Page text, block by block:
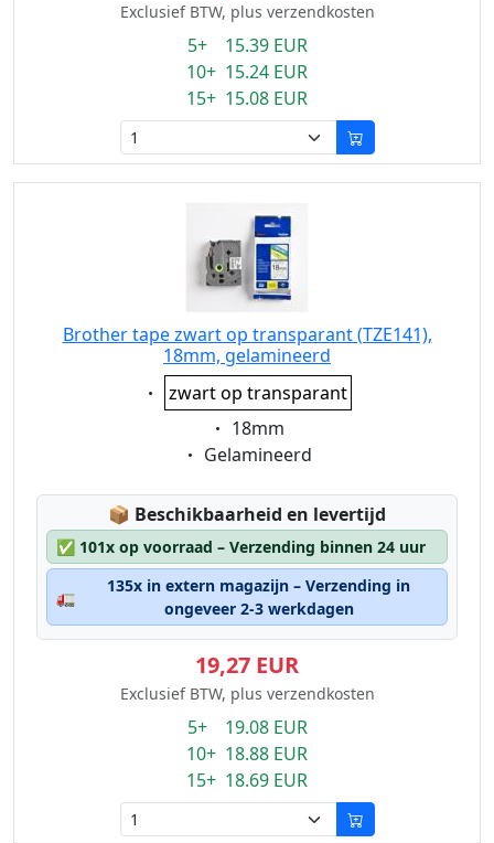
Exclusief BTW, plus verzendkosten
5+ 15.39 EUR
10+ 15.24 EUR
15+ 15.08 EUR
Brother tape zwart op transparant (TZE141),
18mm, gelamineerd
Eigenschaft:
zwart op transparant
Eigenschaft:
18mm
Eigenschaft:
Gelamineerd
📦 Lagerstatus:
Beschikbaarheid en levertijd
✅ 101x op voorraad – Verzending binnen 24 uur
🚛
135x in extern magazijn – Verzending in
ongeveer 2-3 werkdagen
19,27 EUR
Exclusief BTW, plus verzendkosten
5+ 19.08 EUR
10+ 18.88 EUR
15+ 18.69 EUR